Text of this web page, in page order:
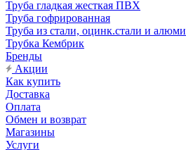
Труба гладкая жесткая ПВХ
Труба гофрированная
Труба из стали, оцинк.стали и
Трубка Кембрик
Бренды
Акции
Как купить
Доставка
Оплата
Обмен и возврат
Магазины
Услуги